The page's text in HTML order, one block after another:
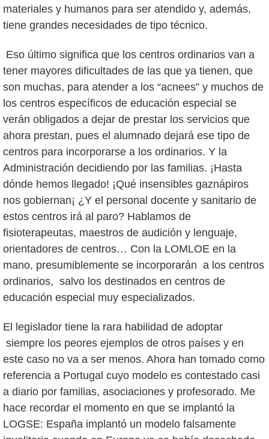
materiales y humanos para ser atendido y, además,
tiene grandes necesidades de tipo técnico.
Eso último significa que los centros ordinarios van a
tener mayores dificultades de las que ya tienen, que
son muchas, para atender a los “acnees” y muchos de
los centros específicos de educación especial se
verán obligados a dejar de prestar los servicios que
ahora prestan, pues el alumnado dejará ese tipo de
centros para incorporarse a los ordinarios. Y la
Administración decidiendo por las familias. ¡Hasta
dónde hemos llegado! ¡Qué insensibles gaznápiros
nos gobiernan¡ ¿Y el personal docente y sanitario de
estos centros irá al paro? Hablamos de
fisioterapeutas, maestros de audición y lenguaje,
orientadores de centros… Con la LOMLOE en la
mano, presumiblemente se incorporarán a los centros
ordinarios, salvo los destinados en centros de
educación especial muy especializados.
El legislador tiene la rara habilidad de adoptar
siempre los peores ejemplos de otros países y en
este caso no va a ser menos. Ahora han tomado como
referencia a Portugal cuyo modelo es contestado casi
a diario por familias, asociaciones y profesorado. Me
hace recordar el momento en que se implantó la
LOGSE: España implantó un modelo falsamente